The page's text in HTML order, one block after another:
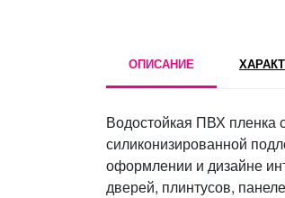
ОПИСАНИЕ
Водостойкая ПВХ пленка
силиконизированной
оформлении и дизайне
дверей, плинтусов,